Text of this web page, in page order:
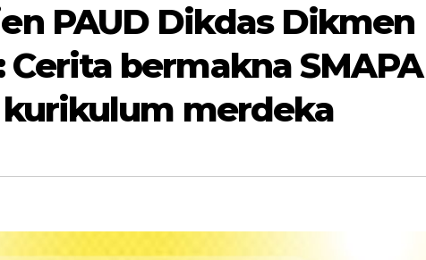
PAUD Dikdas Dikmen
bermakna SMAPA
merdeka